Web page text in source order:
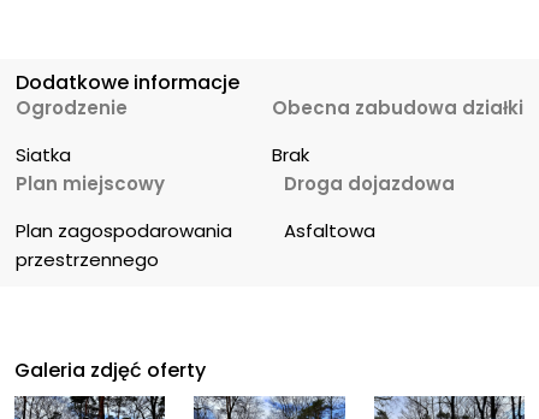
Dodatkowe informacje
Ogrodzenie
Siatka
Obecna zabudowa działki
Brak
Plan miejscowy
Plan zagospodarowania
przestrzennego
Droga dojazdowa
Asfaltowa
Galeria zdjęć oferty